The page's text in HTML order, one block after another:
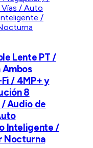
Lente PT /
Ambos
/ 4MP+ y
8
Audio de
Inteligente /
Nocturna